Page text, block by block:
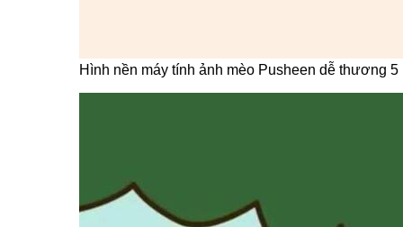
Hình nền máy tính ảnh mèo Pusheen dễ thương 5